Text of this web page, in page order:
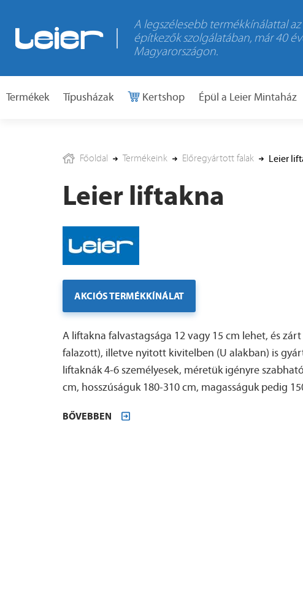
A legszélesebb termékkínálattal az
építkezők szolgálatában, már 40
Magyarországon.
Termékek Típusházak Kertshop Épül a Leier Mintaház
Főoldal Termékeink Előregyártott falak Leier
Leier liftakna
AKCIÓS TERMÉKKÍNÁLAT
A liftakna falvastagsága 12 vagy 15 cm lehet, és
falazott), illetve nyitott kivitelben (U alakban) is
liftaknák 4-6 személyesek, méretük igényre
cm, hosszúságuk 180-310 cm, magasságuk pedig
BŐVEBBEN